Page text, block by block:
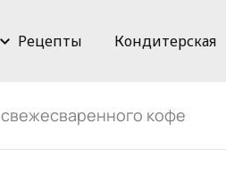
Рецепты Кондитерская
свежесваренного кофе